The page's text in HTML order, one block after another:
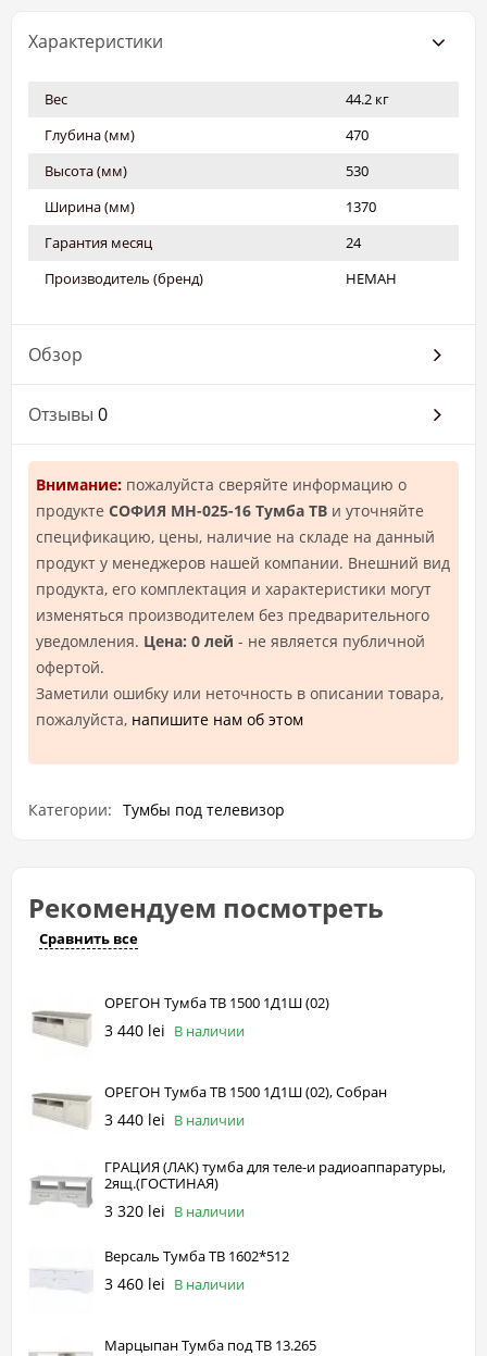
Характеристики
Вес
44.2 кг
Глубина (мм)
470
Высота (мм)
530
Ширина (мм)
1370
Гарантия месяц
24
Производитель (бренд)
НЕМАН
Обзор
Отзывы 0
Внимание: пожалуйста сверяйте информацию о
продукте СОФИЯ МН-025-16 Тумба ТВ и уточняйте
спецификацию, цены, наличие на складе на данный
продукт у менеджеров нашей компании. Внешний вид
продукта, его комплектация и характеристики могут
изменяться производителем без предварительного
уведомления. Цена: 0 лей - не является публичной
офертой.
Заметили ошибку или неточность в описании товара,
пожалуйста, напишите нам об этом
Категории: Тумбы под телевизор
Рекомендуем посмотреть
Сравнить все
ОРЕГОН Тумба ТВ 1500 1Д1Ш (02)
3 440 lei В наличии
ОРЕГОН Тумба ТВ 1500 1Д1Ш (02), Собран
3 440 lei В наличии
ГРАЦИЯ (ЛАК) тумба для теле-и радиоаппаратуры,
2ящ.(ГОСТИНАЯ)
3 320 lei В наличии
Версаль Тумба ТВ 1602*512
3 460 lei В наличии
Марцыпан Тумба под ТВ 13.265